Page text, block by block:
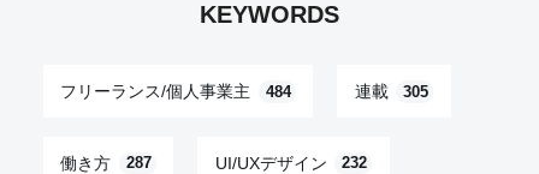
KEYWORDS
フリーランス/個人事業主 484 連載 305
働き方 287 UI/UXデザイン 232